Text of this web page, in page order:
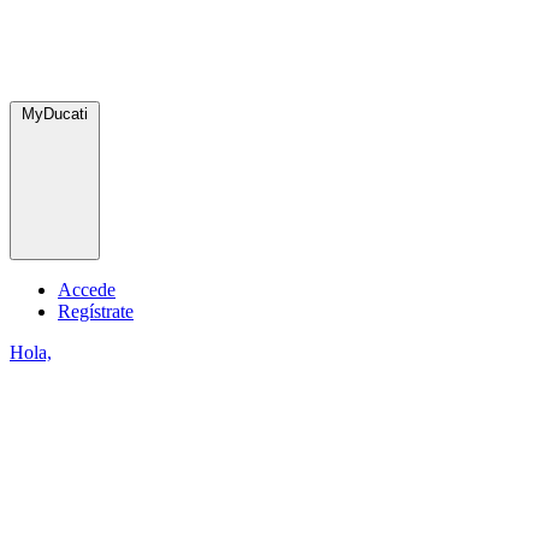
MyDucati
Accede
Regístrate
Hola,